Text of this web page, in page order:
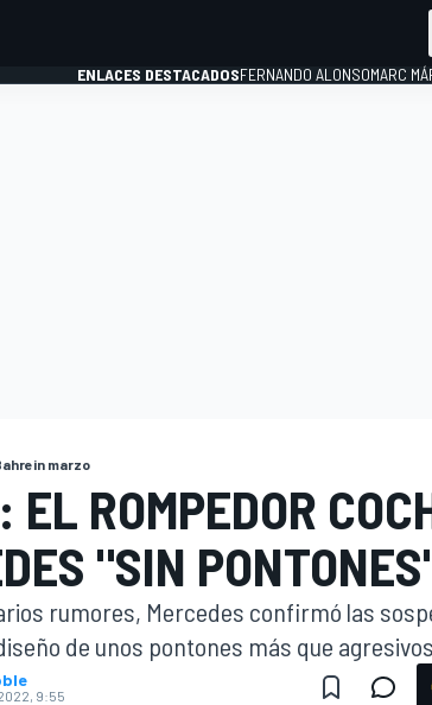
ENLACES DESTACADOSFERNANDO ALONSOMARC
marzo
EL ROMPEDOR
"SIN
rumores, Mercedes confirmó las
de unos pontones más que agresivos.
9:55